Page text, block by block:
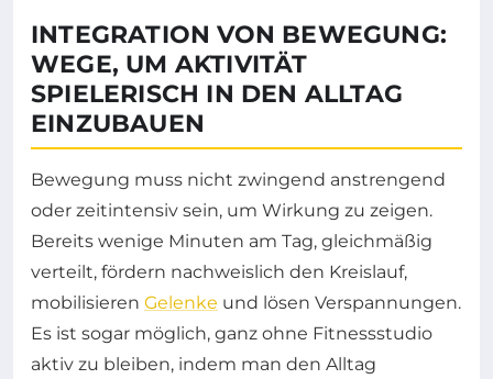
INTEGRATION VON BEWEGUNG:
WEGE, UM AKTIVITÄT
SPIELERISCH IN DEN ALLTAG
EINZUBAUEN
Bewegung muss nicht zwingend anstrengend
oder zeitintensiv sein, um Wirkung zu zeigen.
Bereits wenige Minuten am Tag, gleichmäßig
verteilt, fördern nachweislich den Kreislauf,
mobilisieren Gelenke und lösen Verspannungen.
Es ist sogar möglich, ganz ohne Fitnessstudio
aktiv zu bleiben, indem man den Alltag